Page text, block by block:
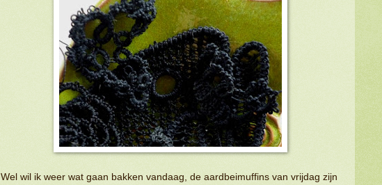
Wel wil ik weer wat gaan bakken vandaag, de aardbeimuffins van vrijdag zijn